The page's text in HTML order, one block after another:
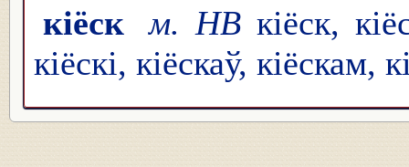
кіёск м. НВ кіёск,
кіёскі, кіёскаў, кіёскам,